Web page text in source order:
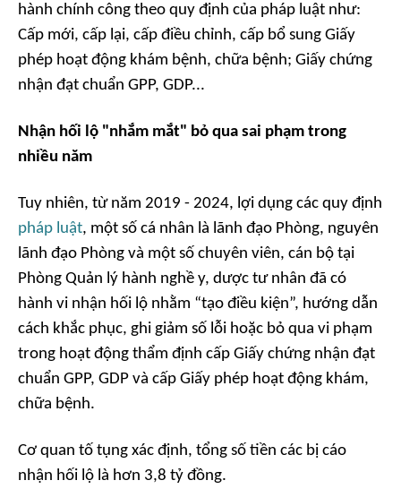
hành chính công theo quy định của pháp luật như:
Cấp mới, cấp lại, cấp điều chỉnh, cấp bổ sung Giấy
phép hoạt động khám bệnh, chữa bệnh; Giấy chứng
nhận đạt chuẩn GPP, GDP...
Nhận hối lộ "nhắm mắt" bỏ qua sai phạm trong
nhiều năm
Tuy nhiên, từ năm 2019 - 2024, lợi dụng các quy định
pháp luật, một số cá nhân là lãnh đạo Phòng, nguyên
lãnh đạo Phòng và một số chuyên viên, cán bộ tại
Phòng Quản lý hành nghề y, dược tư nhân đã có
hành vi nhận hối lộ nhằm “tạo điều kiện”, hướng dẫn
cách khắc phục, ghi giảm số lỗi hoặc bỏ qua vi phạm
trong hoạt động thẩm định cấp Giấy chứng nhận đạt
chuẩn GPP, GDP và cấp Giấy phép hoạt động khám,
chữa bệnh.
Cơ quan tố tụng xác định, tổng số tiền các bị cáo
nhận hối lộ là hơn 3,8 tỷ đồng.